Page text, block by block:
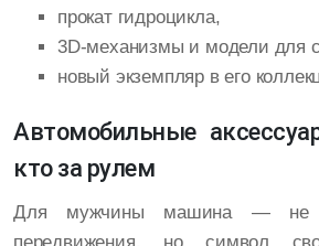
прокат гидроцикла,
3D-механизмы и модели для
новый экземпляр в его
Автомобильные
кто за рулем
Для мужчины машина — не